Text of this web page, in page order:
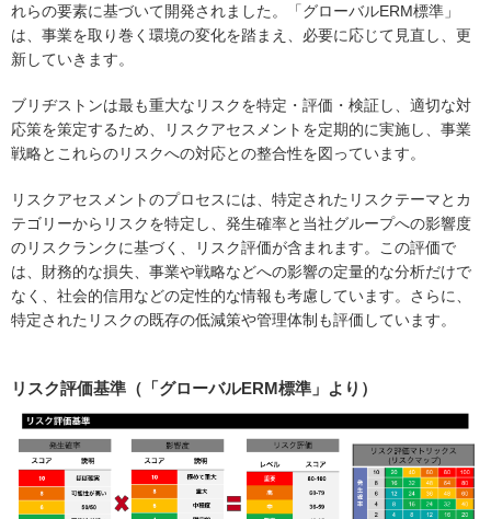
れらの要素に基づいて開発されました。「グローバルERM標準」
は、事業を取り巻く環境の変化を踏まえ、必要に応じて見直し、更
新していきます。
ブリヂストンは最も重大なリスクを特定・評価・検証し、適切な対
応策を策定するため、リスクアセスメントを定期的に実施し、事業
戦略とこれらのリスクへの対応との整合性を図っています。
リスクアセスメントのプロセスには、特定されたリスクテーマとカ
テゴリーからリスクを特定し、発生確率と当社グループへの影響度
のリスクランクに基づく、リスク評価が含まれます。この評価で
は、財務的な損失、事業や戦略などへの影響の定量的な分析だけで
なく、社会的信用などの定性的な情報も考慮しています。さらに、
特定されたリスクの既存の低減策や管理体制も評価しています。
リスク評価基準（「グローバルERM標準」より）